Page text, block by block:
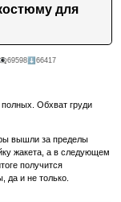
для
⬇️66417
полных. Обхват груди
вышли за пределы
жакета, а в следующем
получится
да и не только.